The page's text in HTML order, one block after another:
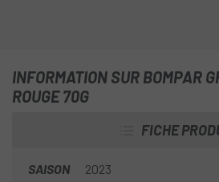
INFORMATION SUR BOMPAR
ROUGE 70G
FICHE
SAISON 2023